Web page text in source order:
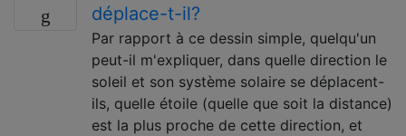
déplace-t-il?
Par rapport à ce dessin simple, quelqu'un
peut-il m'expliquer, dans quelle direction le
soleil et son système solaire se déplacent-
ils, quelle étoile (quelle que soit la distance)
est la plus proche de cette direction, et